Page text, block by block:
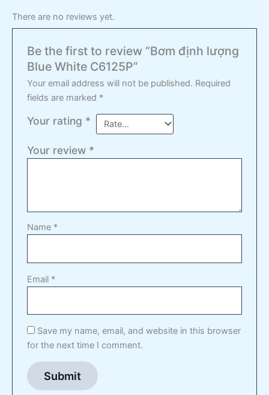
There are no reviews yet.
Be the first to review “Bơm định lượng
Blue White C6125P”
Your email address will not be published. Required
fields are marked *
Your rating *
Your review *
Name *
Email *
Save my name, email, and website in this browser
for the next time I comment.